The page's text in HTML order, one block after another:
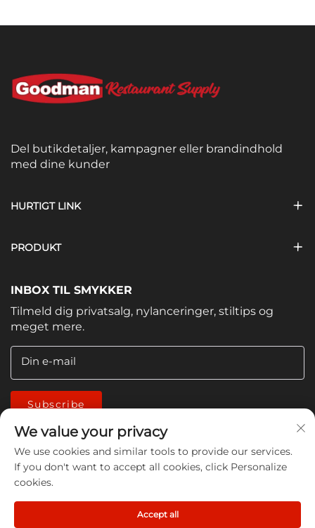
Del butikdetaljer, kampagner eller brandindhold
med dine kunder
HURTIGT LINK
PRODUKT
INBOX TIL SMYKKER
Tilmeld dig privatsalg, nylanceringer, stiltips og
meget mere.
Din e-mail
Subscribe
Copyright © 2026 China Jiangmen Guanwen cleaning
We value your privacy
We use cookies and similar tools to provide our services.
If you don't want to accept all cookies, click Personalize
cookies.
Accept all